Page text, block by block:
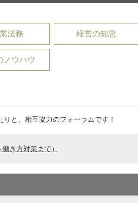
法務 経営の知恵
ノウハウ
と、相互協力のフォーラムです！
き方対策まで）